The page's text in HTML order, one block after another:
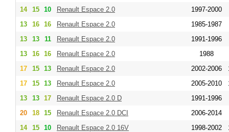
14
15 10 Renault Espace 2.0
1997-2000
13
16 16 Renault Espace 2.0
1985-1987
13
13 11 Renault Espace 2.0
1991-1996
13
16 16 Renault Espace 2.0
1988
17
15 13 Renault Espace 2.0 2002-2006
17
15 13 Renault Espace 2.0 2005-2010
13
13 17 Renault Espace 2.0 D
1991-1996
20
18 15 Renault Espace 2.0 DCI
2006-2014
14
15 10 Renault Espace 2.0 16V 1998-2002